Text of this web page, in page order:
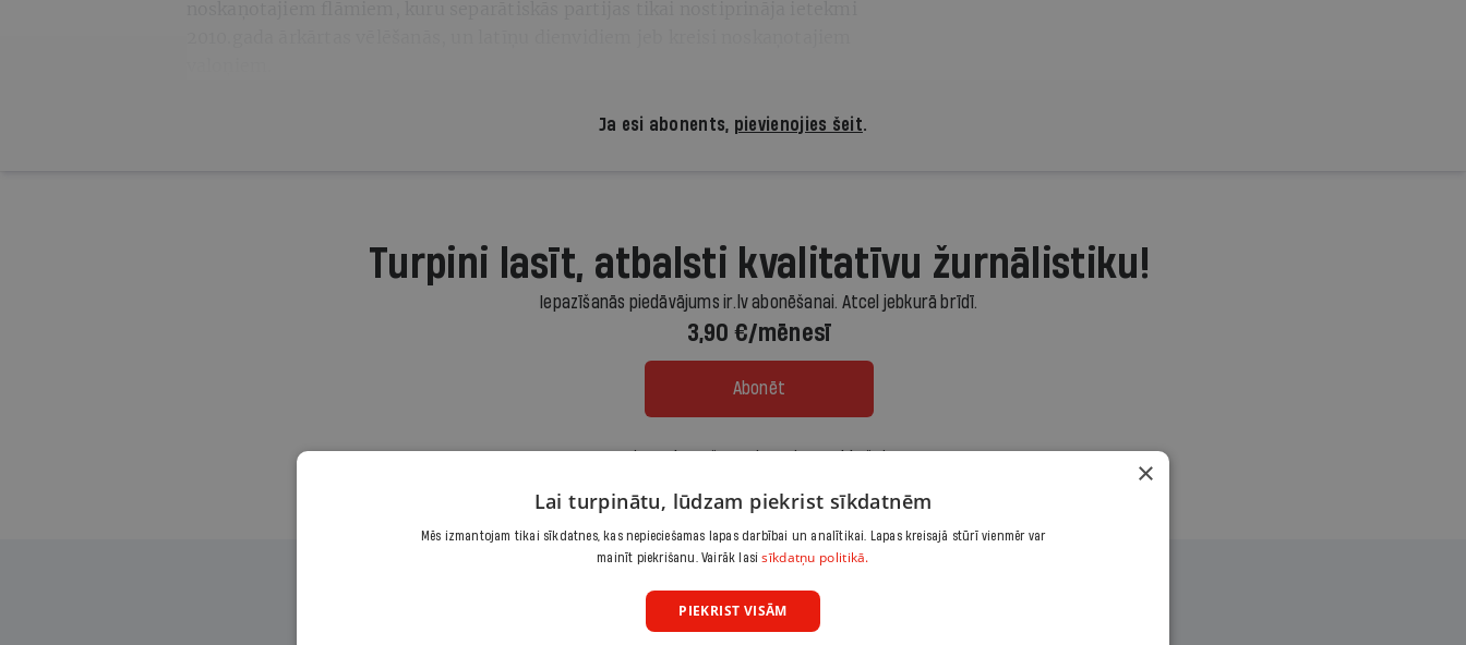
Ja esi abonents, pievienojies šeit.
Turpini lasīt, atbalsti kvalitatīvu žurnālistiku!
Iepazīšanās piedāvājums ir.lv abonēšanai. Atcel jebkurā brīdī.
3,90 €/mēnesī
Abonēt
×
Lai turpinātu, lūdzam piekrist sīkdatnēm
Mēs izmantojam tikai sīkdatnes, kas nepieciešamas lapas darbībai un analītikai. Lapas kreisajā stūrī vienmēr var
mainīt piekrišanu. Vairāk lasisīkdatņu politikā.
PIEKRIST VISĀM